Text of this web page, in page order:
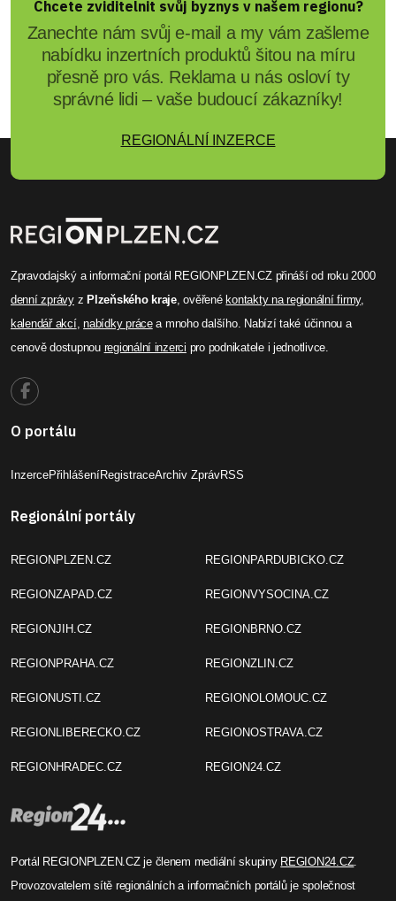
Chcete zviditelnit svůj byznys v našem regionu?
Zanechte nám svůj e-mail a my vám zašleme
nabídku inzertních produktů šitou na míru
přesně pro vás. Reklama u nás osloví ty
správné lidi – vaše budoucí zákazníky!
REGIONÁLNÍ INZERCE
Zpravodajský a informační portál REGIONPLZEN.CZ přináší od roku 2000
denní zprávyzPlzeňského kraje, ověřenékontakty na regionální firmy,
kalendář akcí,nabídky prácea mnoho dalšího. Nabízí také účinnou a
cenově dostupnou regionální inzerci pro podnikatele i jednotlivce.
O portálu
InzercePřihlášeníRegistraceArchiv ZprávRSS
Regionální portály
REGIONPLZEN.CZ
REGIONZAPAD.CZ
REGIONJIH.CZ
REGIONPRAHA.CZ
REGIONUSTI.CZ
REGIONLIBERECKO.CZ
REGIONHRADEC.CZ
REGIONPARDUBICKO.CZ
REGIONVYSOCINA.CZ
REGIONBRNO.CZ
REGIONZLIN.CZ
REGIONOLOMOUC.CZ
REGIONOSTRAVA.CZ
REGION24.CZ
Portál REGIONPLZEN.CZ je členem mediální skupiny REGION24.CZ.
Provozovatelem sítě regionálních a informačních portálů je společnost